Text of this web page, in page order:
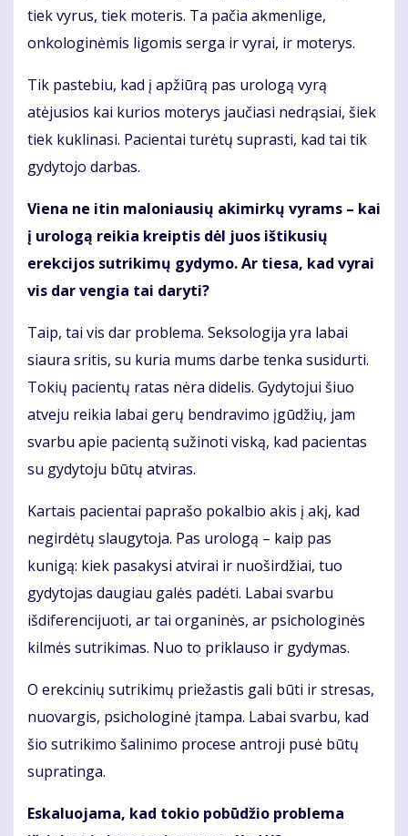
tiek vyrus, tiek moteris. Ta pačia akmenlige,
onkologinėmis ligomis serga ir vyrai, ir moterys.
Tik pastebiu, kad į apžiūrą pas urologą vyrą
atėjusios kai kurios moterys jaučiasi nedrąsiai, šiek
tiek kuklinasi. Pacientai turėtų suprasti, kad tai tik
gydytojo darbas.
Viena ne itin maloniausių akimirkų vyrams – kai
į urologą reikia kreiptis dėl juos ištikusių
erekcijos sutrikimų gydymo. Ar tiesa, kad vyrai
vis dar vengia tai daryti?
Taip, tai vis dar problema. Seksologija yra labai
siaura sritis, su kuria mums darbe tenka susidurti.
Tokių pacientų ratas nėra didelis. Gydytojui šiuo
atveju reikia labai gerų bendravimo įgūdžių, jam
svarbu apie pacientą sužinoti viską, kad pacientas
su gydytoju būtų atviras.
Kartais pacientai paprašo pokalbio akis į akį, kad
negirdėtų slaugytoja. Pas urologą – kaip pas
kunigą: kiek pasakysi atvirai ir nuoširdžiai, tuo
gydytojas daugiau galės padėti. Labai svarbu
išdiferencijuoti, ar tai organinės, ar psichologinės
kilmės sutrikimas. Nuo to priklauso ir gydymas.
O erekcinių sutrikimų priežastis gali būti ir stresas,
nuovargis, psichologinė įtampa. Labai svarbu, kad
šio sutrikimo šalinimo procese antroji pusė būtų
supratinga.
Eskaluojama, kad tokio pobūdžio problema